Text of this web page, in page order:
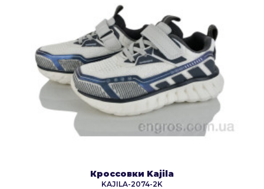
Кроссовки Kajila
KAJILA-2074-2K